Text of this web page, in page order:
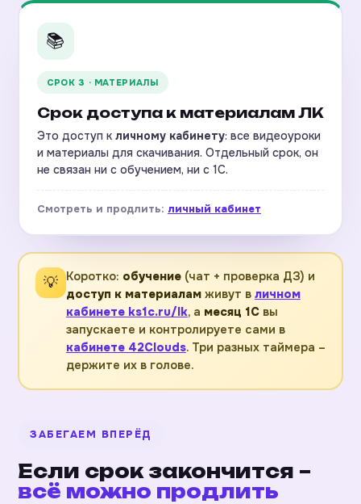
📚
СРОК 3 · МАТЕРИАЛЫ
Срок доступа к материалам ЛК
Это доступ к личному кабинету: все видеоуроки
и материалы для скачивания. Отдельный срок, он
не связан ни с обучением, ни с 1С.
Смотреть и продлить: личный кабинет
💡 Коротко: обучение(чат + проверка ДЗ) и
доступ к материаламживут в личном
кабинете ks1c.ru/lk, а месяц 1Свы
запускаете и контролируете сами в
кабинете 42Clouds. Три разных таймера –
держите их в голове.
ЗАБЕГАЕМ ВПЕРЁД
Если срок закончится –
всё можно продлить